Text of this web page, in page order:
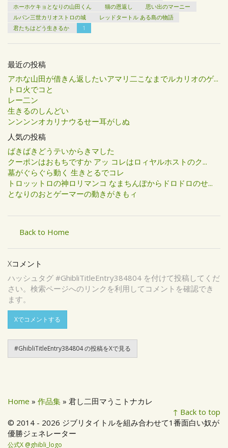
ホーホケキョとなりの山田くん
猫の恩返し
思い出のマーニー
ルパン三世カリオストロの城
レッドタートル ある島の物語
君たちはどう生きるか
1
最近の投稿
アホな山田が借きん返したいアマリ二こなまでルカリオのゲ...
トロ火でコと
レー二ン
生きるのしんどい
ンンンンオカリナウるせー耳がしぬ
人気の投稿
ばきばきどうテいからきマした
クーポンはおもちですか アッ コレはロィヤルホストのク...
墓がぐらぐら動く 生きとるでコレ
トロッットロの神ロリマンコ なまちんぽからドロドロのせ...
となりのおとゲーマーの動きがきもィ
Back to Home
Xコメント
ハッシュタグ #GhibliTitleEntry384804 を付けて投稿してくだ
さい。検索ページへのリンクを利用してコメントを確認でき
ます。
Xでコメントする
#GhibliTitleEntry384804 の投稿をXで見る
Home » 作品集 » 君し二田マうこトナカレ
↑ Back to top
© 2014 - 2026 ジブリタイトルを組み合わせて1番面白い奴が
優勝ジェネレーター
公式X @ghibli_logo